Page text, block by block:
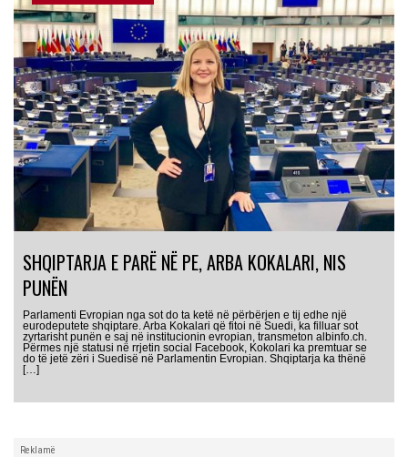
SHQIPTARJA E PARË NË PE, ARBA KOKALARI, NIS
PUNËN
Parlamenti Evropian nga sot do ta ketë në përbërjen e tij edhe një
eurodeputete shqiptare. Arba Kokalari që fitoi në Suedi, ka filluar sot
zyrtarisht punën e saj në institucionin evropian, transmeton albinfo.ch.
Përmes një statusi në rrjetin social Facebook, Kokolari ka premtuar se
do të jetë zëri i Suedisë në Parlamentin Evropian. Shqiptarja ka thënë
[…]
Reklamë